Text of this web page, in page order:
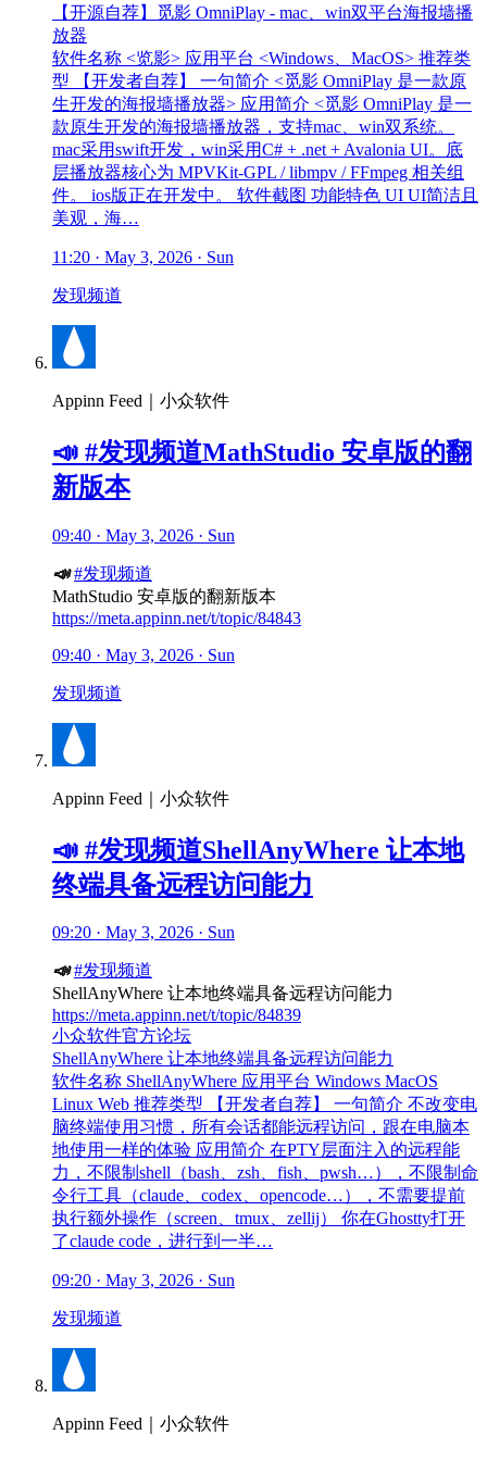
【开源自荐】觅影 OmniPlay - mac、win双平台海报墙播
放器
软件名称 <览影> 应用平台 <Windows、MacOS> 推荐类
型 【开发者自荐】 一句简介 <觅影 OmniPlay 是一款原
生开发的海报墙播放器> 应用简介 <觅影 OmniPlay 是一
款原生开发的海报墙播放器，支持mac、win双系统。
mac采用swift开发，win采用C# + .net + Avalonia UI。底
层播放器核心为 MPVKit-GPL / libmpv / FFmpeg 相关组
件。 ios版正在开发中。 软件截图 功能特色 UI UI简洁且
美观，海…
11:20 · May 3, 2026 · Sun
发现频道
Appinn Feed｜小众软件
📣 #发现频道MathStudio 安卓版的翻
新版本
09:40 · May 3, 2026 · Sun
📣 #发现频道
MathStudio 安卓版的翻新版本
https://meta.appinn.net/t/topic/84843
09:40 · May 3, 2026 · Sun
发现频道
Appinn Feed｜小众软件
📣 #发现频道ShellAnyWhere 让本地
终端具备远程访问能力
09:20 · May 3, 2026 · Sun
📣 #发现频道
ShellAnyWhere 让本地终端具备远程访问能力
https://meta.appinn.net/t/topic/84839
小众软件官方论坛
ShellAnyWhere 让本地终端具备远程访问能力
软件名称 ShellAnyWhere 应用平台 Windows MacOS
Linux Web 推荐类型 【开发者自荐】 一句简介 不改变电
脑终端使用习惯，所有会话都能远程访问，跟在电脑本
地使用一样的体验 应用简介 在PTY层面注入的远程能
力，不限制shell（bash、zsh、fish、pwsh…），不限制命
令行工具（claude、codex、opencode…），不需要提前
执行额外操作（screen、tmux、zellij） 你在Ghostty打开
了claude code，进行到一半…
09:20 · May 3, 2026 · Sun
发现频道
Appinn Feed｜小众软件